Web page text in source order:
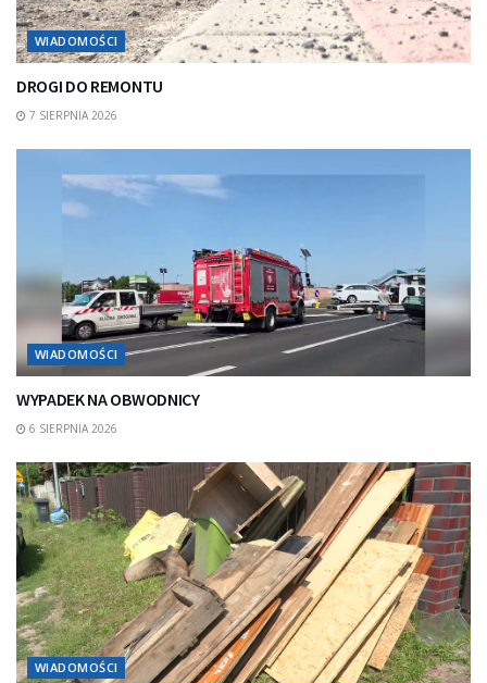
WIADOMOŚCI
DROGI DO REMONTU
7 SIERPNIA 2026
WIADOMOŚCI
WYPADEK NA OBWODNICY
6 SIERPNIA 2026
WIADOMOŚCI